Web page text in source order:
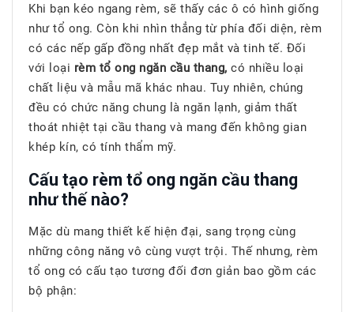
Khi bạn kéo ngang rèm, sẽ thấy các ô có hình giống
như tổ ong. Còn khi nhìn thẳng từ phía đối diện, rèm
có các nếp gấp đồng nhất đẹp mắt và tinh tế. Đối
với loại rèm tổ ong ngăn cầu thang, có nhiều loại
chất liệu và mẫu mã khác nhau. Tuy nhiên, chúng
đều có chức năng chung là ngăn lạnh, giảm thất
thoát nhiệt tại cầu thang và mang đến không gian
khép kín, có tính thẩm mỹ.
Cấu tạo rèm tổ ong ngăn cầu thang
như thế nào?
Mặc dù mang thiết kế hiện đại, sang trọng cùng
những công năng vô cùng vượt trội. Thế nhưng, rèm
tổ ong có cấu tạo tương đối đơn giản bao gồm các
bộ phận: